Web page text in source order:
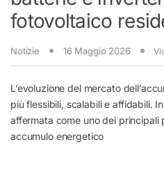
fotovoltaico
Notizie 16 Maggio 2026
L’evoluzione del mercato
più flessibili, scalabili e affidabili.
affermata come uno dei
accumulo energetico